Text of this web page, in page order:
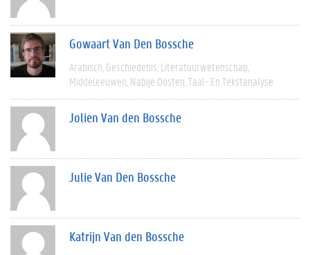
Gowaart Van Den Bossche
Arabisch Geschiedenis Literatuurwetenschap
Middeleeuwen Nabije Oosten Taal- En Tekstanalyse
Jolien Van den Bossche
Julie Van Den Bossche
Katrijn Van den Bossche